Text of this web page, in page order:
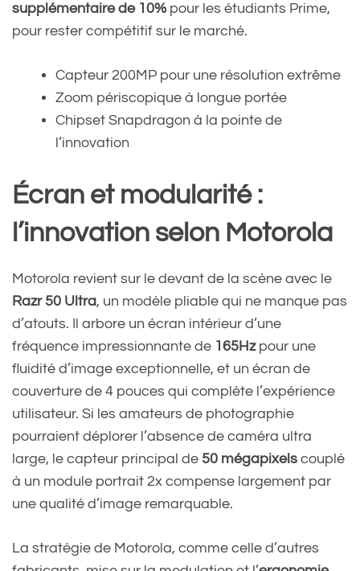
supplémentaire de 10%pour les étudiants Prime,
pour rester compétitif sur le marché.
Capteur 200MP pour une résolution extrême
Zoom périscopique à longue portée
Chipset Snapdragon à la pointe de
l’innovation
Écran et modularité :
l’innovation selon Motorola
Motorola revient sur le devant de la scène avec le
Razr 50 Ultra, un modèle pliable qui ne manque pas
d’atouts. Il arbore un écran intérieur d’une
fréquence impressionnante de 165Hzpour une
fluidité d’image exceptionnelle, et un écran de
couverture de 4 pouces qui complète l’expérience
utilisateur. Si les amateurs de photographie
pourraient déplorer l’absence de caméra ultra
large, le capteur principal de 50 mégapixels couplé
à un module portrait 2x compense largement par
une qualité d’image remarquable.
La stratégie de Motorola, comme celle d’autres